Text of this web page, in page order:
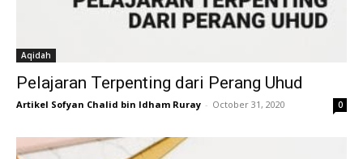
Aqidah
Pelajaran Terpenting dari Perang Uhud
Artikel Sofyan Chalid bin Idham Ruray - October 31, 2020 0